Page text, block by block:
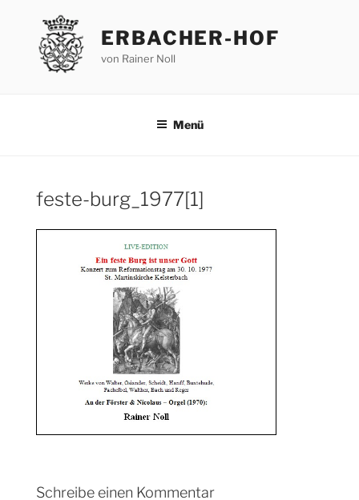
springen
ERBACHER-HOF
von Rainer Noll
Menü
feste-burg_1977[1]
Schreibe einen Kommentar